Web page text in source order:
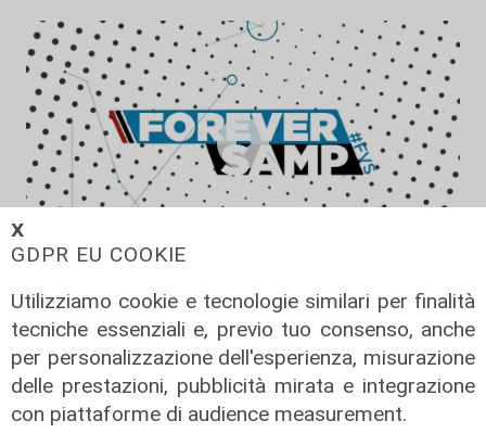
𝗫
GDPR EU COOKIE
Utilizziamo cookie e tecnologie similari per finalità
tecniche essenziali e, previo tuo consenso, anche
per personalizzazione dell'esperienza, misurazione
delle prestazioni, pubblicità mirata e integrazione
con piattaforme di audience measurement.
Forever Samp puntata del
11/07/2026
di Redazione